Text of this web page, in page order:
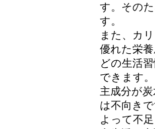
す。その
す。
また、カ
優れた栄
どの生活
できます。
主成分が
は不向き
よって不